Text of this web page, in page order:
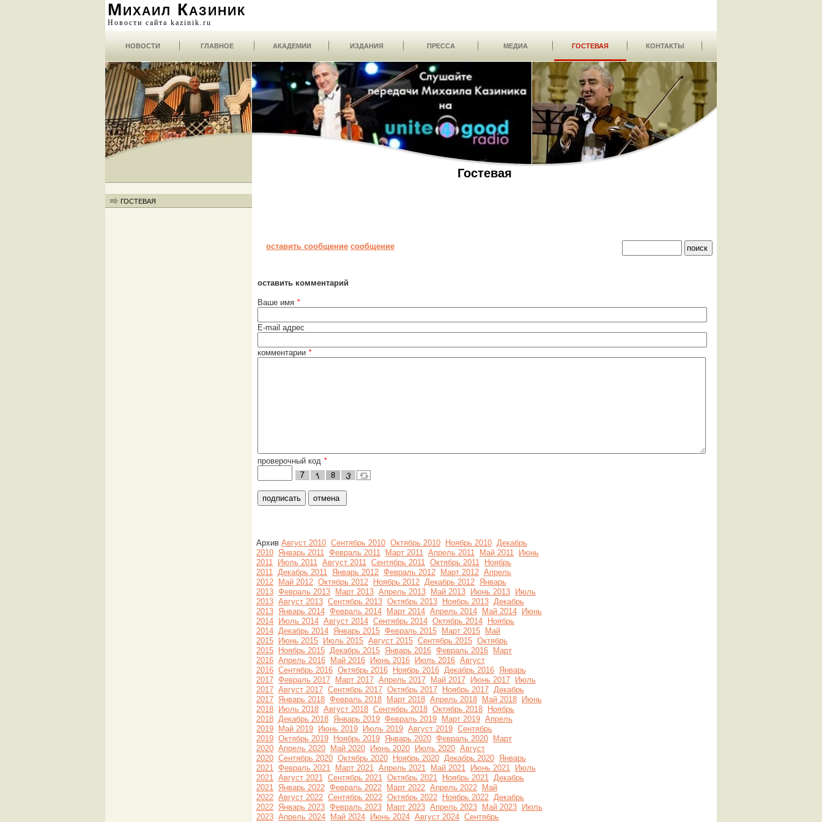
Михаил Казиник
Новости сайта kazinik.ru
НОВОСТИ ГЛАВНОЕ АКАДЕМИИ ИЗДАНИЯ ПРЕССА МЕДИА ГОСТЕВАЯ КОНТАКТЫ
ГОСТЕВАЯ
Гостевая
оставить сообщение сообщение
оставить комментарий
Ваше имя *
E-mail адрес
комментарии *
проверочный код *
Архив Август 2010 Сентябрь 2010 Октябрь 2010 Ноябрь 2010 Декабрь
2010 Январь 2011 Февраль 2011 Март 2011 Апрель 2011 Май 2011
Июнь
2011
Июль 2011 Август 2011 Сентябрь 2011 Октябрь 2011
Ноябрь
2011 Декабрь 2011 Январь 2012 Февраль 2012 Март 2012 Апрель
2012
Май 2012 Октябрь 2012 Ноябрь 2012 Декабрь 2012 Январь
2013 Февраль 2013 Март 2013 Апрель 2013 Май 2013 Июнь 2013
Июль
2013 Август 2013 Сентябрь 2013 Октябрь 2013 Ноябрь 2013 Декабрь
2013 Январь 2014 Февраль 2014 Март 2014 Апрель 2014 Май 2014
Июнь
2014
Июль 2014 Август 2014 Сентябрь 2014 Октябрь 2014
Ноябрь
2014 Декабрь 2014 Январь 2015 Февраль 2015 Март 2015
Май
2015
Июнь 2015 Июль 2015 Август 2015 Сентябрь 2015 Октябрь
2015
Ноябрь 2015 Декабрь 2015 Январь 2016 Февраль 2016
Март
2016 Апрель 2016 Май 2016 Июнь 2016 Июль 2016 Август
2016 Сентябрь 2016 Октябрь 2016 Ноябрь 2016 Декабрь 2016 Январь
2017 Февраль 2017 Март 2017 Апрель 2017 Май 2017 Июнь 2017
Июль
2017 Август 2017 Сентябрь 2017 Октябрь 2017 Ноябрь 2017 Декабрь
2017 Январь 2018 Февраль 2018 Март 2018 Апрель 2018 Май 2018
Июнь
2018
Июль 2018 Август 2018 Сентябрь 2018 Октябрь 2018
Ноябрь
2018 Декабрь 2018 Январь 2019 Февраль 2019 Март 2019 Апрель
2019
Май 2019 Июнь 2019 Июль 2019 Август 2019 Сентябрь
2019 Октябрь 2019 Ноябрь 2019 Январь 2020 Февраль 2020
Март
2020 Апрель 2020 Май 2020 Июнь 2020 Июль 2020 Август
2020 Сентябрь 2020 Октябрь 2020 Ноябрь 2020 Декабрь 2020 Январь
2021 Февраль 2021 Март 2021 Апрель 2021 Май 2021 Июнь 2021
Июль
2021 Август 2021 Сентябрь 2021 Октябрь 2021 Ноябрь 2021 Декабрь
2021 Январь 2022 Февраль 2022 Март 2022 Апрель 2022
Май
2022 Август 2022 Сентябрь 2022 Октябрь 2022 Ноябрь 2022 Декабрь
2022 Январь 2023 Февраль 2023 Март 2023 Апрель 2023 Май 2023
Июль
2023 Апрель 2024 Май 2024 Июнь 2024 Август 2024 Сентябрь